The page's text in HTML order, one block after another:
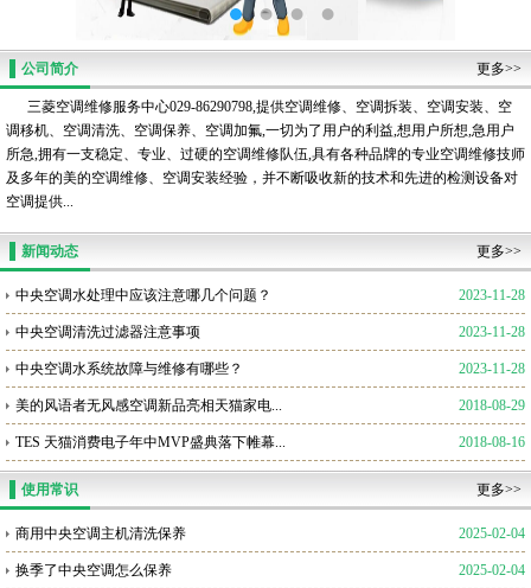
公司简介 更多>>
三菱空调维修服务中心029-86290798,提供空调维修、空调拆装、空调安装、空
调移机、空调清洗、空调保养、空调加氟,一切为了用户的利益,想用户所想,急用户
所急,拥有一支稳定、专业、过硬的空调维修队伍,具有各种品牌的专业空调维修技师
及多年的美的空调维修、空调安装经验，并不断吸收新的技术和先进的检测设备对
空调提供...
新闻动态 更多>>
2023-11-28
中央空调水处理中应该注意哪几个问题？
2023-11-28
中央空调清洗过滤器注意事项
2023-11-28
中央空调水系统故障与维修有哪些？
2018-08-29
美的风语者无风感空调新品亮相天猫家电...
2018-08-16
TES 天猫消费电子年中MVP盛典落下帷幕...
使用常识 更多>>
2025-02-04
商用中央空调主机清洗保养
2025-02-04
换季了中央空调怎么保养